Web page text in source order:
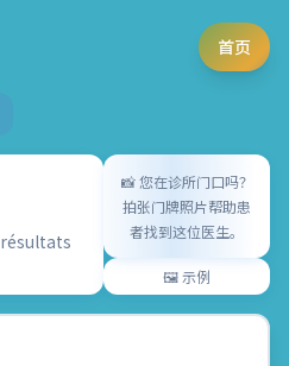
首页
résultats
📸您在诊所门口吗？
拍张门牌照片帮助患
者找到这位医生。
🖼️示例